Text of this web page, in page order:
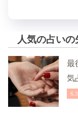
人気の占い
最
気